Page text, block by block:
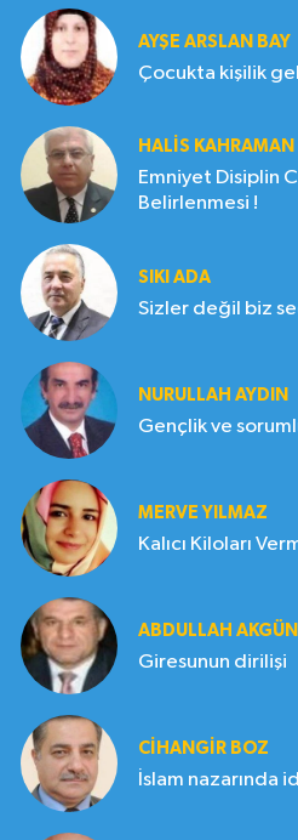
AYŞE ARSLAN BAY
Çocukta kişilik
HALIS KAHRAMAN
Emniyet Disiplin
Belirlenmesi !
SIKI ADA
Sizler değil biz
NURULLAH AYDIN
Gençlik ve
MERVE YILMAZ
Kalıcı Kiloları
ABDULLAH AKGÜN
Giresunun dirilişi
CIHANGIR BOZ
İslam nazarında